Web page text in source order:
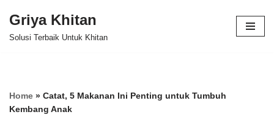
Lompat
Griya Khitan
Solusi Terbaik Untuk Khitan
Home » Catat, 5 Makanan Ini Penting untuk Tumbuh
Kembang Anak